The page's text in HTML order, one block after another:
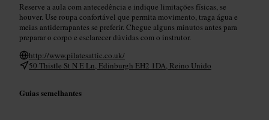
Reserve a aula com antecedência e indique limitações físicas, se
houver. Use roupa confortável que permita movimento, traga água e
meias antiderrapantes se preferir. Chegue alguns minutos antes para
preparar o corpo e esclarecer dúvidas com o instrutor.
http://www.pilatesattic.co.uk/
50 Thistle St N E Ln, Edinburgh EH2 1DA, Reino Unido
Guias semelhantes